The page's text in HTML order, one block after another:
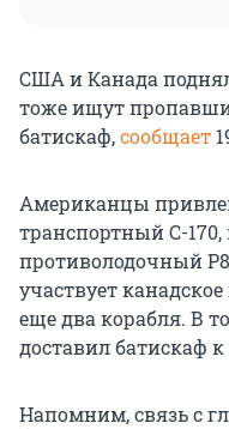
США и Канада
тоже ищут
батискаф,сообщает
Американцы
транспортный C-
противолодочный
участвует
еще два корабля. В
доставил батискаф
Напомним, связь с